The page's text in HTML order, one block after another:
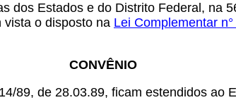
dos Estados e do Distrito Federal, na
vista o disposto na Lei Complementar
CONVÊNIO
89, de 28.03.89, ficam estendidos ao